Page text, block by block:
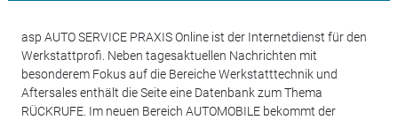
asp AUTO SERVICE PRAXIS Online ist der Internetdienst für den
Werkstattprofi. Neben tagesaktuellen Nachrichten mit
besonderem Fokus auf die Bereiche Werkstatttechnik und
Aftersales enthält die Seite eine Datenbank zum Thema
RÜCKRUFE. Im neuen Bereich AUTOMOBILE bekommt der